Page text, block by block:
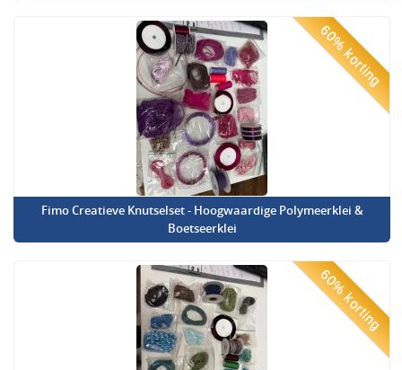
60% korting
Fimo Creatieve Knutselset - Hoogwaardige Polymeerklei &
Boetseerklei
60% korting